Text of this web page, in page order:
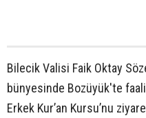
Bilecik Valisi Faik Oktay
bünyesinde Bozüyük'te
Erkek Kur’an Kursu’nu